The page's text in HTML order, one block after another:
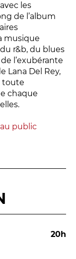
les
de l’album
musique
r&b, du blues
l’exubérante
Lana Del Rey,
toute
chaque
public
20h